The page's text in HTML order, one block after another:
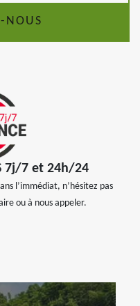
NOUS
7j/7 et 24h/24
l’immédiat, n’hésitez pas
ou à nous appeler.